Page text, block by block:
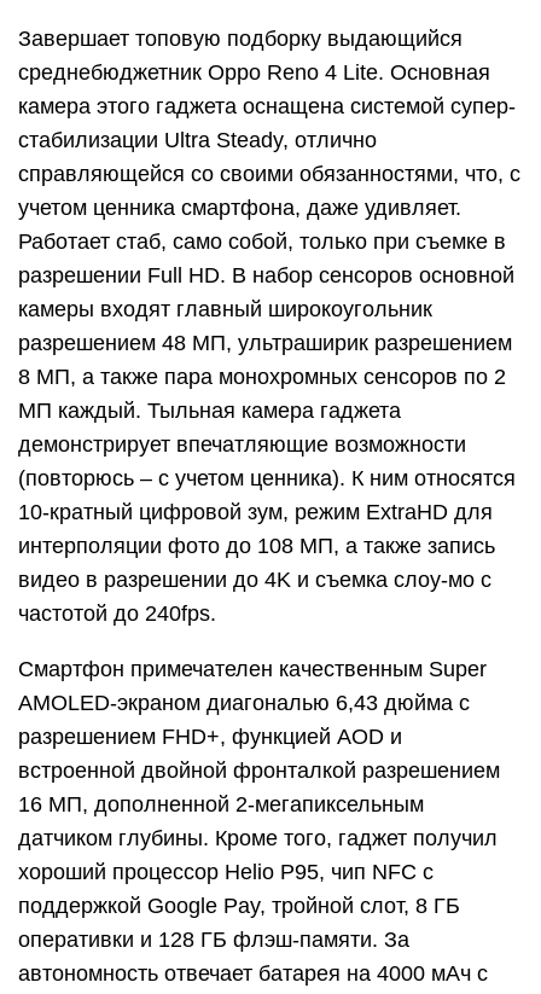
Завершает топовую подборку выдающийся
среднебюджетник Oppo Reno 4 Lite. Основная
камера этого гаджета оснащена системой супер-
стабилизации Ultra Steady, отлично
справляющейся со своими обязанностями, что, с
учетом ценника смартфона, даже удивляет.
Работает стаб, само собой, только при съемке в
разрешении Full HD. В набор сенсоров основной
камеры входят главный широкоугольник
разрешением 48 МП, ультраширик разрешением
8 МП, а также пара монохромных сенсоров по 2
МП каждый. Тыльная камера гаджета
демонстрирует впечатляющие возможности
(повторюсь – с учетом ценника). К ним относятся
10-кратный цифровой зум, режим ExtraHD для
интерполяции фото до 108 МП, а также запись
видео в разрешении до 4K и съемка слоу-мо с
частотой до 240fps.
Смартфон примечателен качественным Super
AMOLED-экраном диагональю 6,43 дюйма с
разрешением FHD+, функцией AOD и
встроенной двойной фронталкой разрешением
16 МП, дополненной 2-мегапиксельным
датчиком глубины. Кроме того, гаджет получил
хороший процессор Helio P95, чип NFC с
поддержкой Google Pay, тройной слот, 8 ГБ
оперативки и 128 ГБ флэш-памяти. За
автономность отвечает батарея на 4000 мАч с